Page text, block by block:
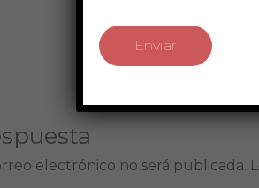
electrónico no será publicada.